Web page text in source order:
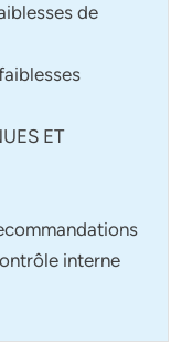
de
ET
interne